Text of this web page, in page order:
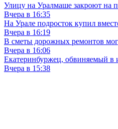
Улицу на Уралмаше закроют на
Вчера в 16:35
На Урале подросток купил
Вчера в 16:19
В сметы дорожных ремонтов
Вчера в 16:06
Екатеринбуржец, обвиняемый в
Вчера в 15:38